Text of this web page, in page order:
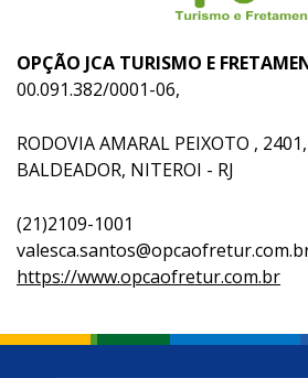
OPÇÃO JCA TURISMO E
00.091.382/0001-06,
RODOVIA AMARAL PEIXOTO ,
BALDEADOR, NITEROI - RJ
(21)2109-1001
https://www.opcaofretur.com.br